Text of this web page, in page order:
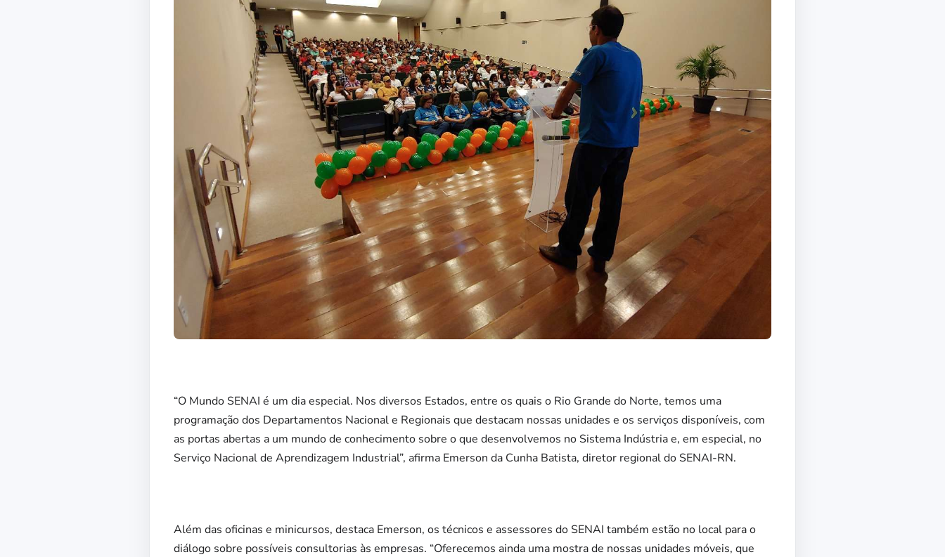
“O Mundo SENAI é um dia especial. Nos diversos Estados, entre os quais o Rio Grande do Norte, temos uma
programação dos Departamentos Nacional e Regionais que destacam nossas unidades e os serviços disponíveis, com
as portas abertas a um mundo de conhecimento sobre o que desenvolvemos no Sistema Indústria e, em especial, no
Serviço Nacional de Aprendizagem Industrial”, afirma Emerson da Cunha Batista, diretor regional do SENAI-RN.
Além das oficinas e minicursos, destaca Emerson, os técnicos e assessores do SENAI também estão no local para o
diálogo sobre possíveis consultorias às empresas. “Oferecemos ainda uma mostra de nossas unidades móveis, que